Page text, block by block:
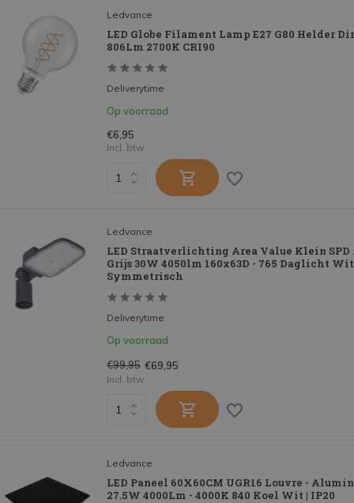
Ledvance
LED Globe Filament Lamp E27 G80 Helder
806Lm 2700K CRI90
Deliverytime
Op voorraad
€6,95
Incl. btw
Ledvance
LED Straatverlichting Area Value Klein
Grijs 30W 4050lm 160x63D - 765 Daglicht Wit
Symmetrisch
Deliverytime
Op voorraad
€99,95 €69,95
Incl. btw
Ledvance
LED Paneel 60X60CM UGR16 Louvre -
27.5W 4000Lm - 4000K 840 Koel Wit | IP20